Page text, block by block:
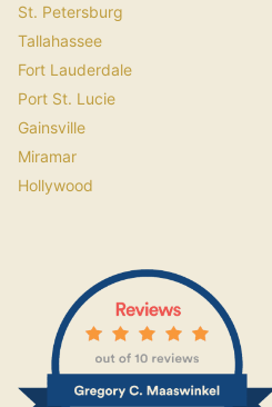
St. Petersburg
Tallahassee
Fort Lauderdale
Port St. Lucie
Gainsville
Miramar
Hollywood